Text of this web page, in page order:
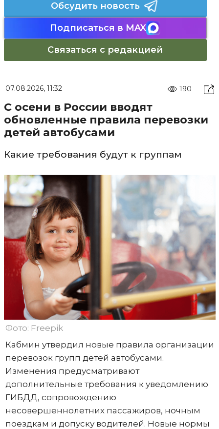
Обсудить новость
Подписаться в MAX
Связаться с редакцией
07.08.2026, 11:32 190
С осени в России вводят
обновленные правила перевозки
детей автобусами
Какие требования будут к группам
Фото: Freepik
Кабмин утвердил новые правила организации
перевозок групп детей автобусами.
Изменения предусматривают
дополнительные требования к уведомлению
ГИБДД, сопровождению
несовершеннолетних пассажиров, ночным
поездкам и допуску водителей. Новые нормы